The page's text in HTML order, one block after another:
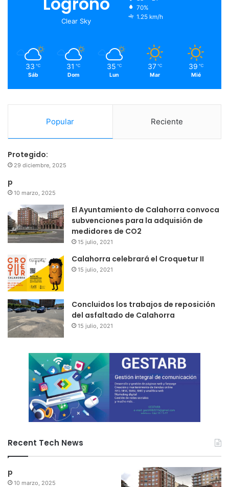
o
e
r
m
Clear Sky
70%
1.25 km/h
33 ℃
Sáb
31 ℃
Dom
35 ℃
Lun
37 ℃
Mar
39 ℃
Mié
Popular Reciente
Protegido:
29 diciembre, 2025
p
10 marzo, 2025
El Ayuntamiento de Calahorra convoca
subvenciones para la adquisión de
medidores de CO2
15 julio, 2021
Calahorra celebrará el Croquetur II
15 julio, 2021
Concluidos los trabajos de reposición
del asfaltado de Calahorra
15 julio, 2021
Recent Tech News
p
10 marzo, 2025